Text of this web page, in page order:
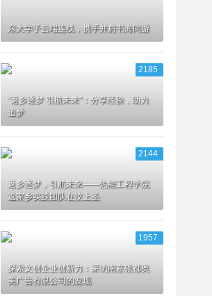
东大学子云端连线，携手并肩书海同游
2185
“返乡逐梦 引航未来”：分享经验，助力
追梦
2144
返乡逐梦，引航未来——热能工程学院
返家乡实践团队在汶上圣
1957
探索文创企业创新力：采访南京银都奥
美广告有限公司的发现